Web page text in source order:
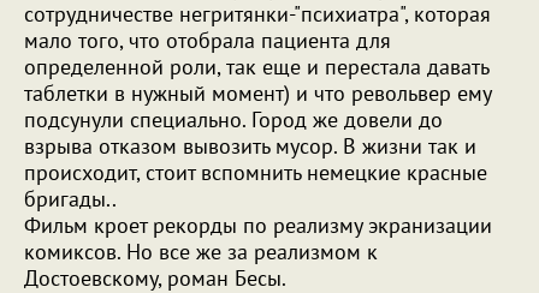
сотрудничестве негритянки-"психиатра", которая
мало того, что отобрала пациента для
определенной роли, так еще и перестала давать
таблетки в нужный момент) и что револьвер ему
подсунули специально. Город же довели до
взрыва отказом вывозить мусор. В жизни так и
происходит, стоит вспомнить немецкие красные
бригады..
Фильм кроет рекорды по реализму экранизации
комиксов. Но все же за реализмом к
Достоевскому, роман Бесы.